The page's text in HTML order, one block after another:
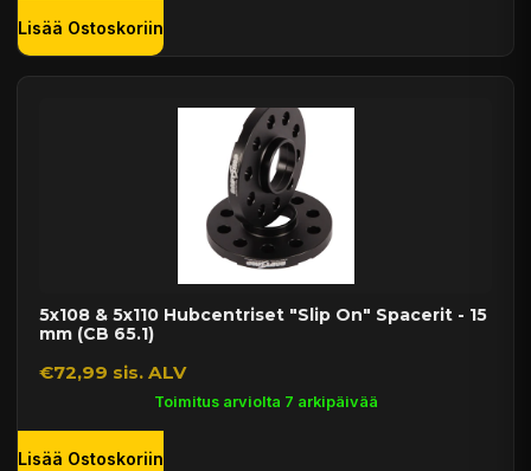
Lisää Ostoskoriin
5x108 & 5x110 Hubcentriset "Slip On" Spacerit - 15
mm (CB 65.1)
€72,99 sis. ALV
Toimitus arviolta 7 arkipäivää
Lisää Ostoskoriin